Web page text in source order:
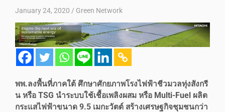
January 24, 2020 Green Network
พพ.ลงพื้นที่ภาคใต้ ศึกษาศักยภาพโรงไฟฟ้าชีวมวลทุ่งสังกรี
น หรือ TSG นำระบบใช้เชื้อเพลิงผสม หรือ Multi-Fuel ผลิต
กระแสไฟฟ้าขนาด 9.5 เมกะวัตต์ สร้างเศรษฐกิจชุมชนกว่า